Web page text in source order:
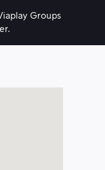
Groups